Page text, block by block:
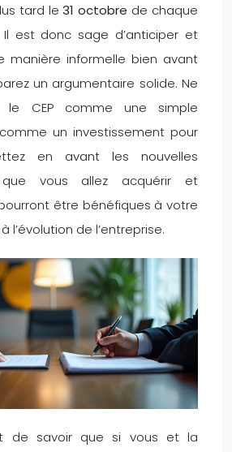
tard le31 octobre de chaque
Il est donc sage d’anticiper et
manière informelle bien avant
un argumentaire solide. Ne
le CEP comme une simple
un investissement pour
en avant les nouvelles
que vous allez acquérir et
être bénéfiques à votre
l’évolution de l’entreprise.
de savoir que si vous et la